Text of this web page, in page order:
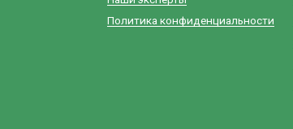
Политика конфиденциальности